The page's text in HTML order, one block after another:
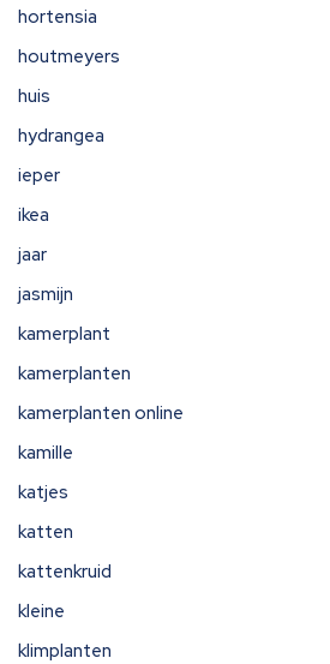
hortensia
houtmeyers
huis
hydrangea
ieper
ikea
jaar
jasmijn
kamerplant
kamerplanten
kamerplanten online
kamille
katjes
katten
kattenkruid
kleine
klimplanten